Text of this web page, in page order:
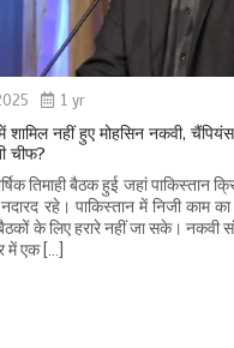
1 yr
में शामिल नहीं हुए मोहसिन नकवी,
चीफ?
तिमाही बैठक हुई जहां पाकिस्तान
रहे। पाकिस्तान में निजी काम
के लिए हरारे नहीं जा सके। नकवी
में एक […]